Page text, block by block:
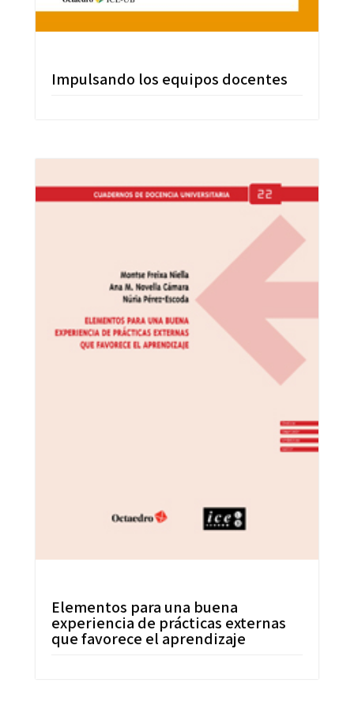
Impulsando los equipos docentes
Elementos para una buena
experiencia de prácticas externas
que favorece el aprendizaje